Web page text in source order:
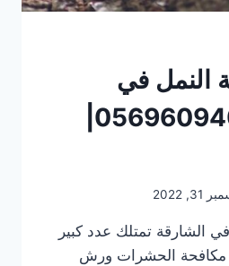
النمل في
2022
الشارقة تمتلك عدد كبير
مكافحة الحشرات ورش